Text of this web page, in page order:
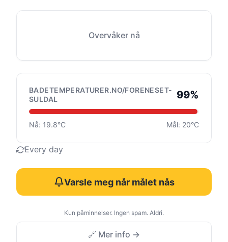
Overvåker nå
BADETEMPERATURER.NO/FORENESET-
SULDAL
99%
Nå: 19.8°C Mål: 20°C
Every day
Varsle meg når målet nås
Kun påminnelser. Ingen spam. Aldri.
🔗 Mer info →